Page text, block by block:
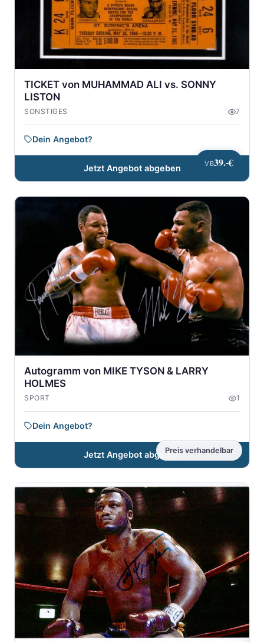
VB39.-€
TICKET von MUHAMMAD ALI vs. SONNY
LISTON
SONSTIGES 7
Dein Angebot?
Jetzt Angebot abgeben
Preis verhandelbar
Autogramm von MIKE TYSON & LARRY
HOLMES
SPORT 1
Dein Angebot?
Jetzt Angebot abgeben